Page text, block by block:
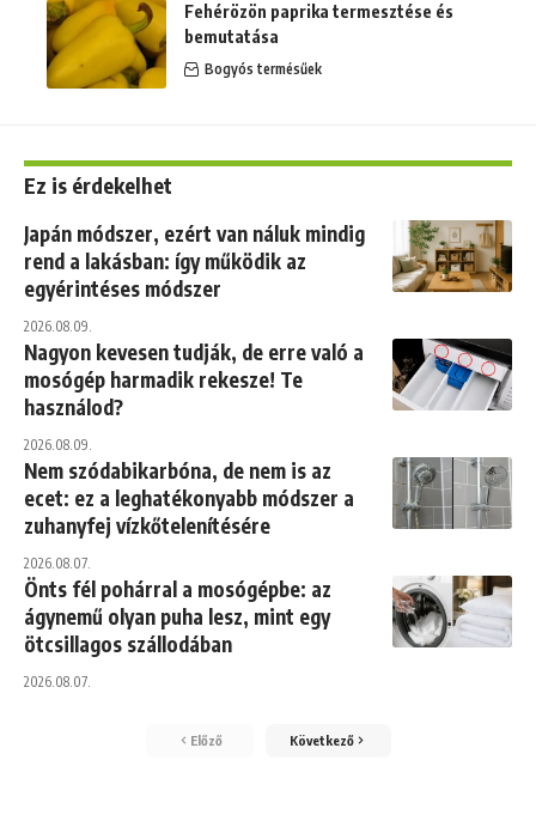
Fehérözön paprika termesztése és
bemutatása
Bogyós termésűek
Ez is érdekelhet
Japán módszer, ezért van náluk mindig
rend a lakásban: így működik az
egyérintéses módszer
2026.08.09.
Nagyon kevesen tudják, de erre való a
mosógép harmadik rekesze! Te
használod?
2026.08.09.
Nem szódabikarbóna, de nem is az
ecet: ez a leghatékonyabb módszer a
zuhanyfej vízkőtelenítésére
2026.08.07.
Önts fél pohárral a mosógépbe: az
ágynemű olyan puha lesz, mint egy
ötcsillagos szállodában
2026.08.07.
Előző Következő